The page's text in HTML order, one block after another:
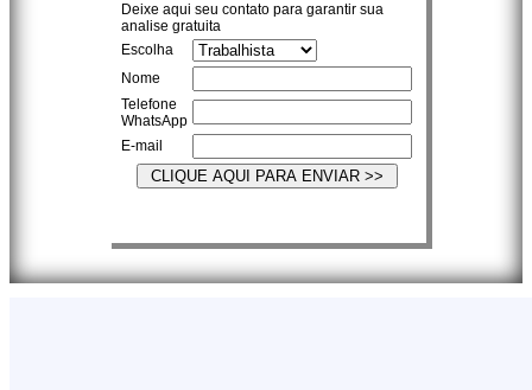
Deixe aqui seu contato para garantir sua
analise gratuita
Escolha
Nome
Telefone
WhatsApp
E-mail